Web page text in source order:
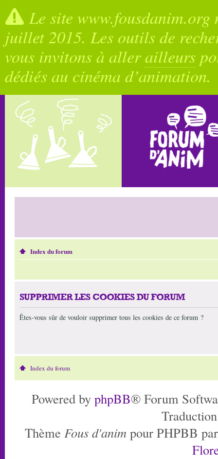
Le site
juillet 2015. Les outils de
vous invitons à allerailleurs
dédiés au cinéma d’animation.
Index du forum
SUPPRIMER LES COOKIES DU FORUM
Êtes-vous sûr de vouloir supprimer tous les cookies de ce forum ?
Index du forum
Powered by phpBB® Forum
Thème Fous d'anim pour PHPBB